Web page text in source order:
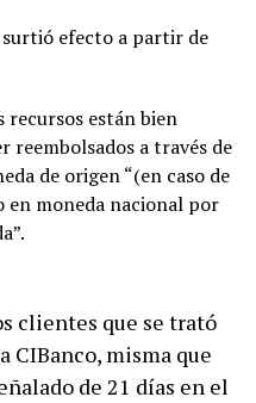
surtió efecto a partir de
recursos están bien
reembolsados a través de
de origen “(en caso de
en moneda nacional por
clientes que se trató
CIBanco, misma que
de 21 días en el